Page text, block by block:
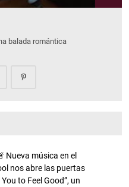
balada romántica
Nueva música en el
nos abre las puertas
to Feel Good”, un